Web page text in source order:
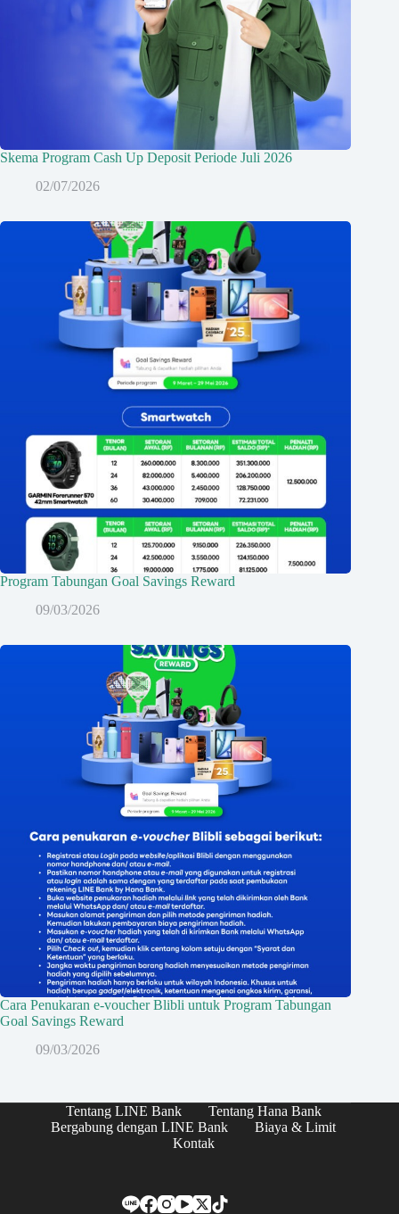
Skema Program Cash Up Deposit Periode Juli 2026
02/07/2026
Program Tabungan Goal Savings Reward
09/03/2026
Cara Penukaran e-voucher Blibli untuk Program Tabungan
Goal Savings Reward
09/03/2026
Tentang LINE Bank
Tentang Hana Bank
Bergabung dengan LINE Bank
Biaya & Limit
Kontak